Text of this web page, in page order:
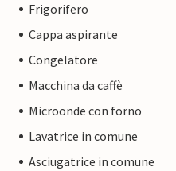
Frigorifero
Cappa aspirante
Congelatore
Macchina da caffè
Microonde con forno
Lavatrice in comune
Asciugatrice in comune